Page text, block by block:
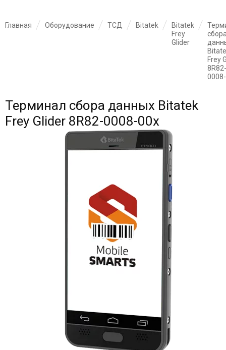
Главная Оборудование ТСД Bitatek
Bitatek
Frey
Glider
Frey
8R82-
Терминал сбора данных Bitatek
Frey Glider 8R82-0008-00x